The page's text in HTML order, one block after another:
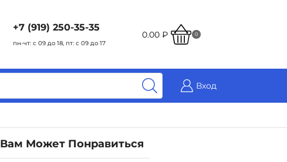
+7 (919) 250-35-35
пн-чт: с 09 до 18, пт: с 09 до 17
0.00 ₽ 0
Вход
Вам Может Понравиться